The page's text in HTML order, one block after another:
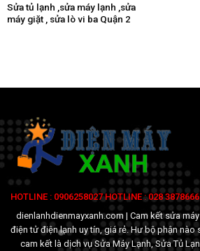
Sửa tủ lạnh ,sửa máy lạnh ,sửa
máy giặt , sửa lò vi ba Quận 2
HOTLINE : 0906258027 HOTLINE : 028
dienlanhdienmayxanh.com | Cam kết sửa
điện tử điện lạnh uy tín, giá rẻ. Hư bộ phận
cam kết là dịch vụ Sửa Máy Lạnh, Sửa Tủ